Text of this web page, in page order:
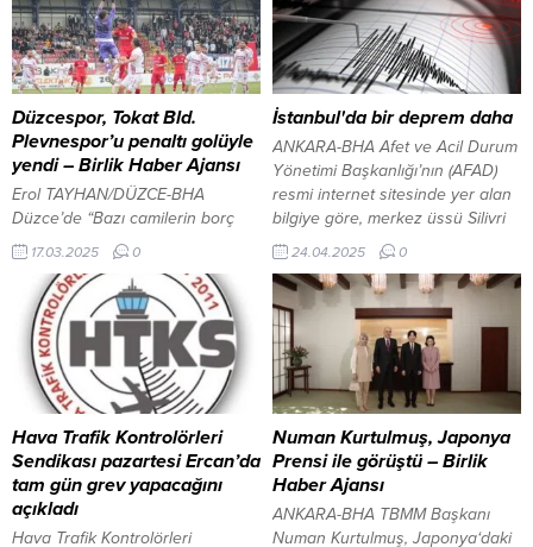
E.B., Salih İşgören Polis Merkezi
Amirliği nöbet kulübesine ateş
açtı. Saldırıda polis memuru
Hasan Akın şehit olurken,
müdahaleye geçen polislerle
saldırgan arasında çatışma
yaşandı. Bu çatışmada 1’inci...
kurduğu Özel Dedektifler
Derneği ile mesleğin saygınlığı
için mücadele eden Yetimoğlu, 44
yıllık kariyerinin ardından görevini
uzun yıllardır birlikte çalıştığı
Gencay Coşkun’a devretti. İsmail
Yetimoğlu, Genel...
Düzcespor, Tokat Bld.
Plevnespor’u penaltı golüyle
yendi – Birlik Haber Ajansı
Erol TAYHAN/DÜZCE-BHA
Düzce’de “Bazı camilerin borç
karşılığı SGK’ya satıldığı”
yalanlandı Düzcespor 10 kişi
kalmasına rağmen Kadir Kar’ın
ikinci yarıdaki müthiş planı büyük
galibiyette etkili oldu.Taraftar
maçın bitiminde ramazan
olmasına rağmen uzun süre stadı
terk etmeyerek galibiyet
sevincine ortak oldu. 2024-2025
futbol sezonu Nesine 3.lig 1.grup
24.hafta karşılaşmalarında Düzce
Cam Düzcespor,...
17.03.2025 0
İstanbul'da bir deprem daha
ANKARA-BHA Afet ve Acil Durum
Yönetimi Başkanlığı’nın (AFAD)
resmi internet sitesinde yer alan
bilgiye göre, merkez üssü Silivri
açıklarında 3,7 büyüklüğünde
sarsıntı kaydedildi. Depremin
yerin 7 kilometre derinliğinde
meydana geldiği belirlendi.
24.04.2025 0
Hava Trafik Kontrolörleri
Sendikası pazartesi Ercan’da
tam gün grev yapacağını
açıkladı
Hava Trafik Kontrolörleri
Numan Kurtulmuş, Japonya
Prensi ile görüştü – Birlik
Haber Ajansı
ANKARA-BHA TBMM Başkanı
Numan Kurtulmuş, Japonya‘daki